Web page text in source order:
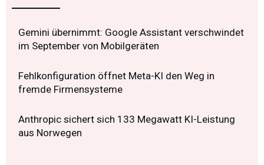
Gemini übernimmt: Google Assistant verschwindet
im September von Mobilgeräten
Fehlkonfiguration öffnet Meta-KI den Weg in
fremde Firmensysteme
Anthropic sichert sich 133 Megawatt KI-Leistung
aus Norwegen